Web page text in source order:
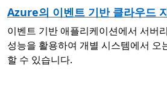
Azure의 이벤트 기반 클라우드
이벤트 기반 애플리케이션에서 서버
성능을 활용하여 개별 시스템에서 오
할 수 있습니다.